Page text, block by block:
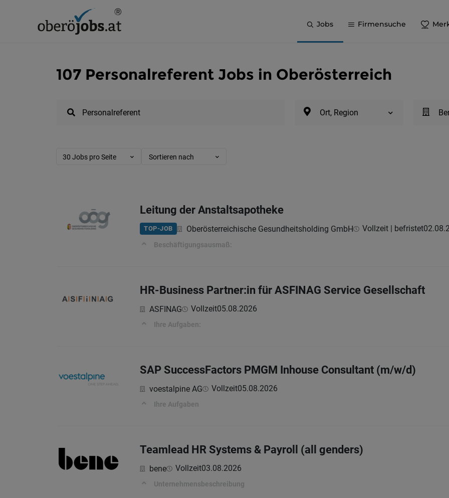
Jobs Firmensuche
107 Personalreferent Jobs in Oberösterreich
Ort, Region
30 Jobs pro Seite Sortieren nach
Leitung der Anstaltsapotheke
TOP-JOB Oberösterreichische Gesundheitsholding GmbH Vollzeit | befristet
Beschäftigungsausmaß:
HR-Business Partner:in für ASFINAG Service Gesellschaft
ASFINAG Vollzeit05.08.2026
Ihre Aufgaben:
SAP SuccessFactors PMGM Inhouse Consultant (m/w/d)
voestalpine AG Vollzeit05.08.2026
Ihre Aufgaben
Teamlead HR Systems & Payroll (all genders)
bene Vollzeit03.08.2026
Unternehmensbeschreibung